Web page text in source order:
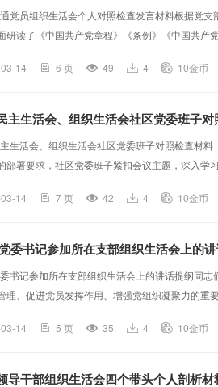
党员组织生活会个人对照检查发言材料根据党
研读了《中国共产党章程》《条例》《中国共
严守政治纪律和政治规矩，维护党的团结统一方
14 6 页 49 4 10金币
主生活会、组织生活会社区党委班子
生活会、组织生活会社区党委班子对照检查材
部署要求，社区党委班子紧扣会议主题，深入学
于创新；带头履行全面从严治党政治责任”四个
14 7 页 42 4 10金币
委书记参加所在支部组织生活会上的
书记参加所在支部组织生活会上的讲话提纲同
理、促进党员发挥作用、增强党组织凝聚力的
教育管理监督的重要形式。通过定期开展组织生
14 5 页 35 4 10金币
导干部组织生活会四个带头个人剖析材